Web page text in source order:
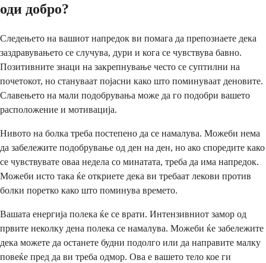
оди добро?
Следењето на вашиот напредок ви помага да препознаете дека
заздравувањето се случува, дури и кога се чувствува бавно.
Позитивните знаци на закрепнување често се суптилни на
почетокот, но стануваат појасни како што поминуваат деновите.
Славењето на мали подобрувања може да го подобри вашето
расположение и мотивација.
Нивото на болка треба постепено да се намалува. Можеби нема
да забележите подобрување од ден на ден, но ако споредите како
се чувствувате оваа недела со минатата, треба да има напредок.
Можеби исто така ќе откриете дека ви требаат лекови против
болки поретко како што поминува времето.
Вашата енергија полека ќе се врати. Интензивниот замор од
првите неколку дена полека се намалува. Можеби ќе забележите
дека можете да останете будни подолго или да направите малку
повеќе пред да ви треба одмор. Ова е вашето тело кое ги